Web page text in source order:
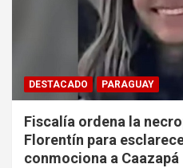
DESTACADO PARAGUAY
Fiscalía ordena la
Florentín para
conmociona a Caazapá